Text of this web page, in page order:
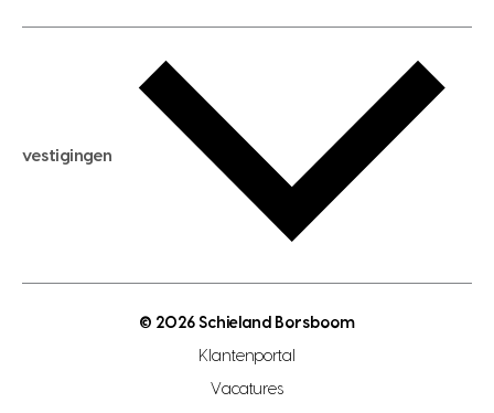
aankoopadvies
verkoopadvies
hypotheekadvies
hypotheek berekenen
maximale hypotheek berekenen
hypotheek bespaarcheck
gratis zoekprofiel aanmaken
open woningwaarde dag
vestigingen
makelaar regio zoetermeer
© 2026 Schieland Borsboom
Klantenportal
Vacatures